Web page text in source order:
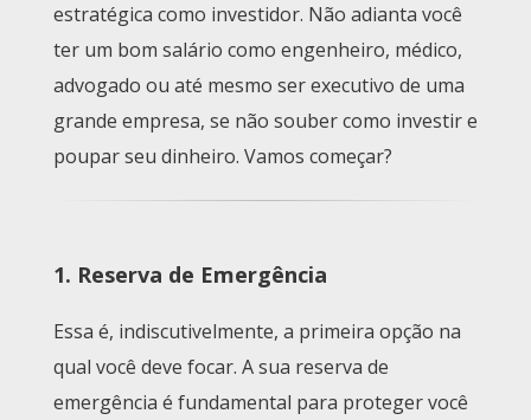
estratégica como investidor. Não adianta você
ter um bom salário como engenheiro, médico,
advogado ou até mesmo ser executivo de uma
grande empresa, se não souber como investir e
poupar seu dinheiro. Vamos começar?
1. Reserva de Emergência
Essa é, indiscutivelmente, a primeira opção na
qual você deve focar. A sua reserva de
emergência é fundamental para proteger você